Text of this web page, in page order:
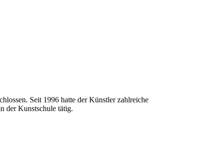
Seit 1996 hatte der Künstler zahlreiche
der Kunstschule tätig.